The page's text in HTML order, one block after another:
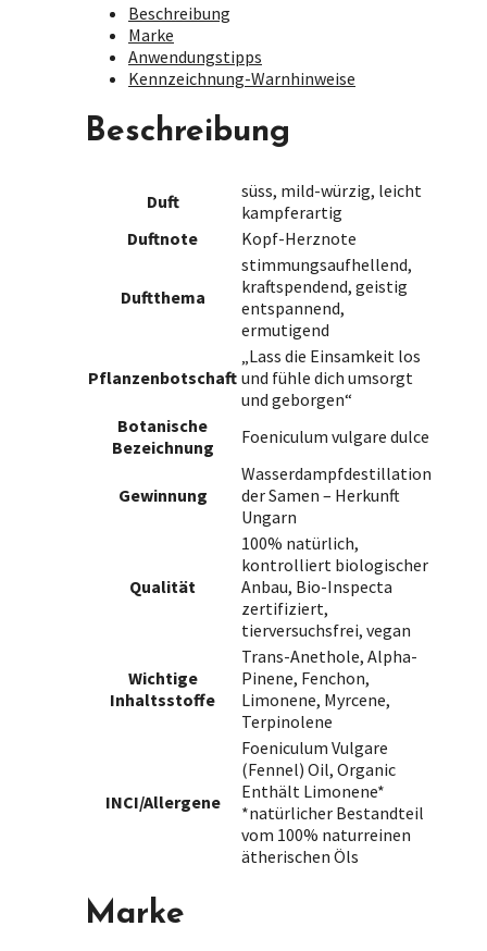
Beschreibung
Marke
Anwendungstipps
Kennzeichnung-Warnhinweise
Beschreibung
Duft
süss, mild-würzig, leicht
kampferartig
Duftnote
Kopf-Herznote
Duftthema
stimmungsaufhellend,
kraftspendend, geistig
entspannend,
ermutigend
Pflanzenbotschaft
„Lass die Einsamkeit los
und fühle dich umsorgt
und geborgen“
Botanische
Bezeichnung
Foeniculum vulgare dulce
Gewinnung
Wasserdampfdestillation
der Samen – Herkunft
Ungarn
Qualität
100% natürlich,
kontrolliert biologischer
Anbau, Bio-Inspecta
zertifiziert,
tierversuchsfrei, vegan
Wichtige
Inhaltsstoffe
Trans-Anethole, Alpha-
Pinene, Fenchon,
Limonene, Myrcene,
Terpinolene
INCI/Allergene
Foeniculum Vulgare
(Fennel) Oil, Organic
Enthält Limonene*
*natürlicher Bestandteil
vom 100% naturreinen
ätherischen Öls
Marke